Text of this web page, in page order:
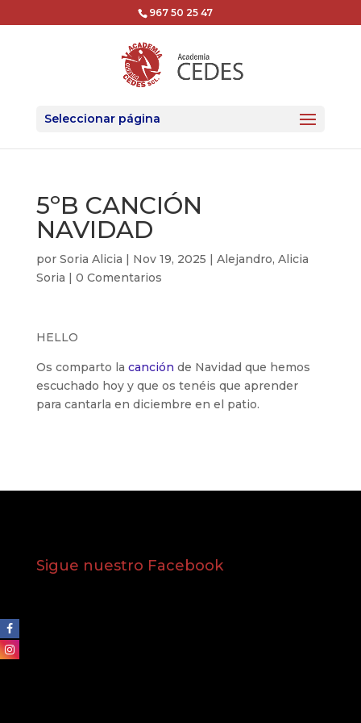
967 50 25 47
Seleccionar página
5ºB CANCIÓN
NAVIDAD
por Soria Alicia | Nov 19, 2025 | Alejandro, Alicia
Soria | 0 Comentarios
HELLO
Os comparto la canción de Navidad que hemos
escuchado hoy y que os tenéis que aprender
para cantarla en diciembre en el patio.
Sigue nuestro Facebook